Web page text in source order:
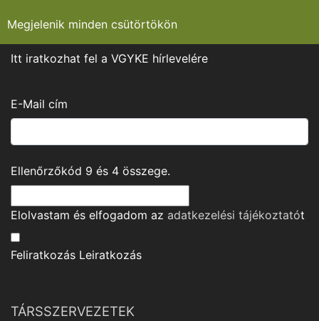
Megjelenik minden csütörtökön
Itt iratkozhat fel a VGYKE hírlevelére
E-Mail cím
Ellenőrzőkód 9 és 4 összege.
Elolvastam és elfogadom az adatkezelési tájékoztatót
Feliratkozás Leiratkozás
TÁRSSZERVEZETEK